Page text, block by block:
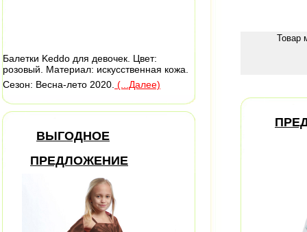
Балетки Keddo для девочек. Цвет:
розовый. Материал: искусственная кожа.
Сезон: Весна-лето 2020. (...Далее)
ВЫГОДНОЕ
ПРЕДЛОЖЕНИЕ
Товар